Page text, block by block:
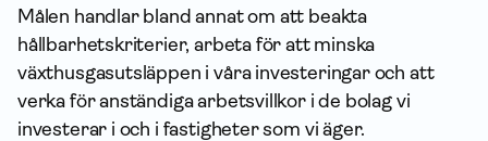
Målen handlar bland annat om att beakta
hållbarhetskriterier, arbeta för att minska
växthusgasutsläppen i våra investeringar och att
verka för anständiga arbetsvillkor i de bolag vi
investerar i och i fastigheter som vi äger.